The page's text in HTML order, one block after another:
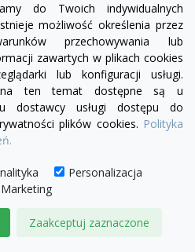
visibility
miętowy
błękitny
turkusowy
+28
March 4 os.
zł
do Twoich indywidualnych
możliwość określenia przez
przechowywania lub
zawartych w plikach cookies
lub konfiguracji usługi.
na ten temat dostępne są u
dostawcy usługi dostępu do
plików cookies. Polityka
Personalizacja
Marketing
Zaakceptuj zaznaczone